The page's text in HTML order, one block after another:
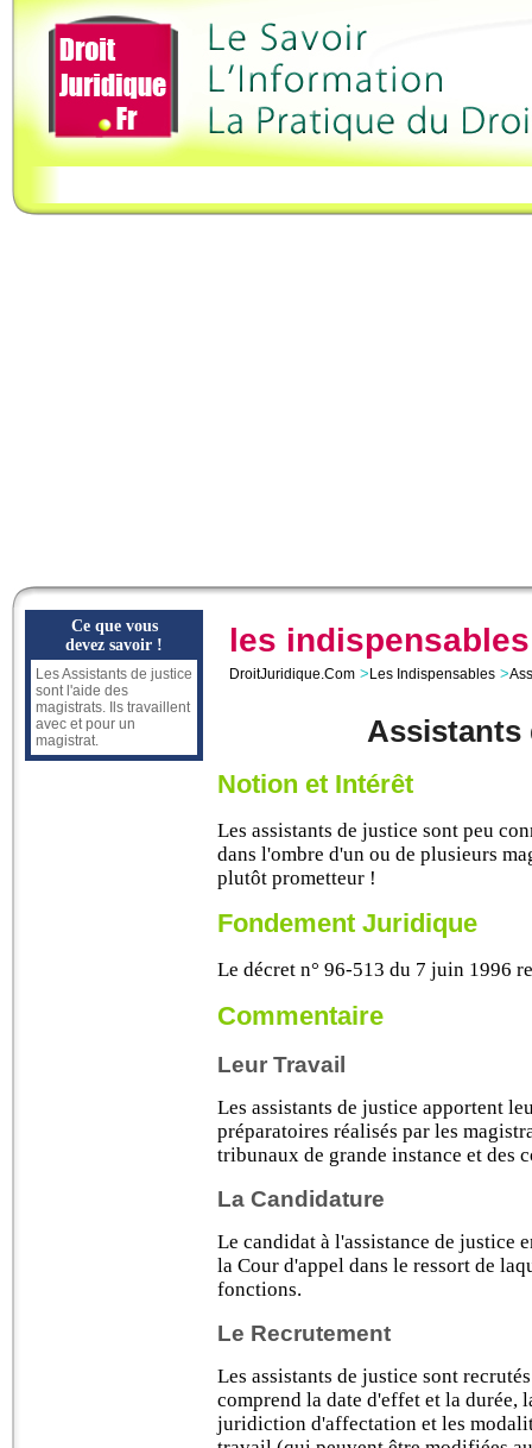
Ce que vous
devez savoir !
Les Assistants de justice
sont l'aide des
magistrats. Ils travaillent
avec et pour un
magistrat.
les indispensables
DroitJuridique.Com > Les Indispensables >
Assistants
Notion et Intérêt
Les assistants de justice sont peu
dans l'ombre d'un ou de plusieurs
plutôt prometteur !
Fondement Juridique
Le décret n° 96-513 du 7 juin 1996
Commentaire
Leur Travail
Les assistants de justice apportent
préparatoires réalisés par les
tribunaux de grande instance et des
La Candidature
Le candidat à l'assistance de justice
la Cour d'appel dans le ressort de
fonctions.
Le Recrutement
Les assistants de justice sont
comprend la date d'effet et la durée,
juridiction d'affectation et les